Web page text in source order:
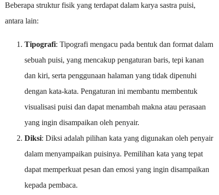
Beberapa struktur fisik yang terdapat dalam karya sastra puisi,
antara lain:
Tipografi: Tipografi mengacu pada bentuk dan format dalam
sebuah puisi, yang mencakup pengaturan baris, tepi kanan
dan kiri, serta penggunaan halaman yang tidak dipenuhi
dengan kata-kata. Pengaturan ini membantu membentuk
visualisasi puisi dan dapat menambah makna atau perasaan
yang ingin disampaikan oleh penyair.
Diksi: Diksi adalah pilihan kata yang digunakan oleh penyair
dalam menyampaikan puisinya. Pemilihan kata yang tepat
dapat memperkuat pesan dan emosi yang ingin disampaikan
kepada pembaca.